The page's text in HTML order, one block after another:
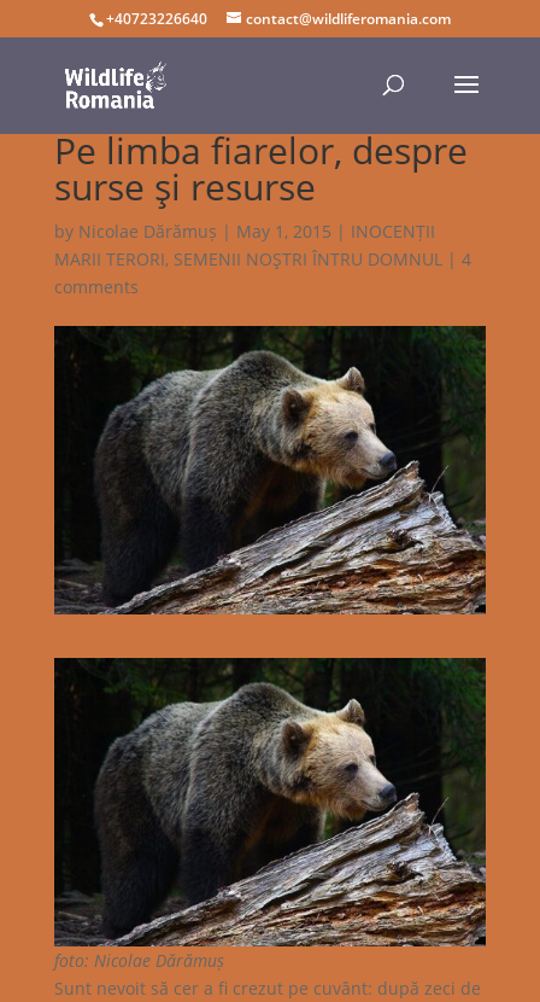
+40723226640 contact@wildliferomania.com
Pe limba fiarelor, despre
surse şi resurse
by Nicolae Dărămuș | May 1, 2015 | INOCENȚII
MARII TERORI, SEMENII NOŞTRI ÎNTRU DOMNUL| 4
comments
foto: Nicolae Dărămuș
Sunt nevoit să cer a fi crezut pe cuvânt: după zeci de